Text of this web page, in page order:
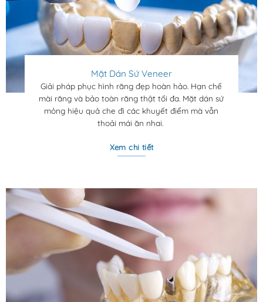
Mặt Dán Sứ Veneer
Giải pháp phục hình răng đẹp hoàn hảo. Hạn chế
mài răng và bảo toàn răng thật tối đa. Mặt dán sứ
mỏng hiệu quả che đi các khuyết điểm mà vẫn
thoải mái ăn nhai.
Xem chi tiết